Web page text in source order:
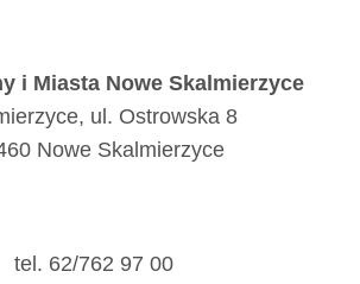
i Miasta Nowe Skalmierzyce
ul. Ostrowska 8
Nowe Skalmierzyce
tel. 62/762 97 00